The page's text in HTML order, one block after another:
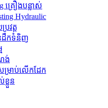
គ្រឿងបន្លាស់
Hydraulic
វត្ត
ដឹកទំនិញ
ង់
ម្រាប់​លើក​ដែក
ខ្លួន